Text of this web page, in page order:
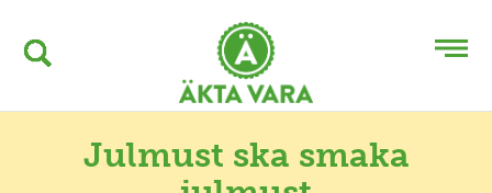
Julmust ska smaka